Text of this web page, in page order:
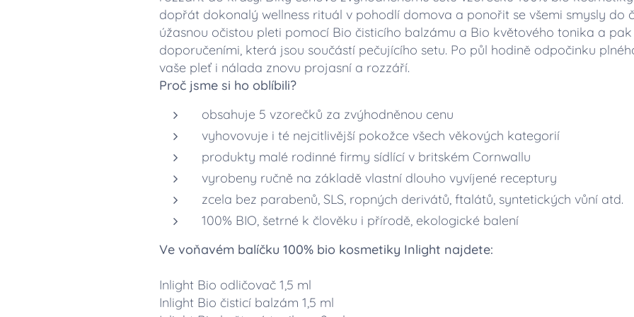
dopřát dokonalý wellness rituál v pohodlí domova a ponořit se všemi smysly do
úžasnou očistou pleti pomocí Bio čisticího balzámu a Bio květového tonika a pak
doporučeními, která jsou součástí pečujícího setu. Po půl hodině odpočinku
vaše pleť i nálada znovu projasní a rozzáří.
Proč jsme si ho oblíbili?
obsahuje 5 vzorečků za zvýhodněnou cenu
vyhovovuje i té nejcitlivější pokožce všech věkových kategorií
produkty malé rodinné firmy sídlící v britském Cornwallu
vyrobeny ručně na základě vlastní dlouho vyvíjené receptury
zcela bez parabenů, SLS, ropných derivátů, ftalátů, syntetických vůní atd.
100% BIO, šetrné k člověku i přírodě, ekologické balení
Ve voňavém balíčku 100% bio kosmetiky Inlight najdete:
Inlight Bio odličovač 1,5 ml
Inlight Bio čisticí balzám 1,5 ml